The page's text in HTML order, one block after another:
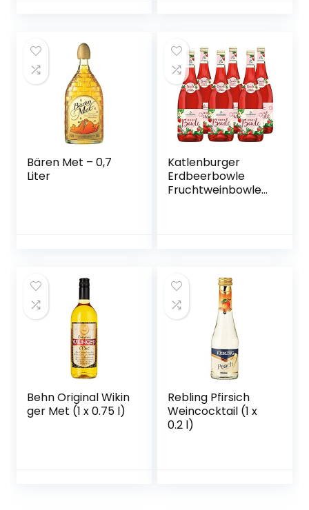
Bären Met – 0,7
Liter
Katlenburger
Erdbeerbowle
Fruchtweinbowle
Behn Original Wikin
ger Met (1 x 0.75 l)
Rebling Pfirsich
Weincocktail (1 x
0.2 l)